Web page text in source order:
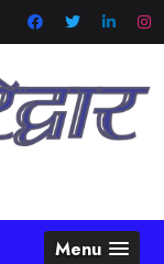
Menu